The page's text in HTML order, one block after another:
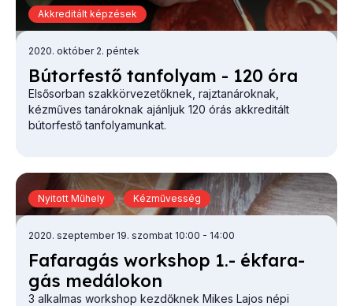
Bú­tor­fes­tő tan­fo­lyam - 120 óra
2020. október 2. péntek
Elsősorban szakkörvezetőknek, rajztanároknak,
kézműves tanároknak ajánljuk 120 órás akkreditált
bútorfestő tanfolyamunkat.
Akkreditált képzések
Fa­fa­ra­gás work­shop 1.- ék­fa­ra­
gás me­dá­lo­kon
2020. szeptember 19. szombat 10:00 - 14:00
3 alkalmas workshop kezdőknek Mikes Lajos népi
Nyitott Műhely Kézművesség